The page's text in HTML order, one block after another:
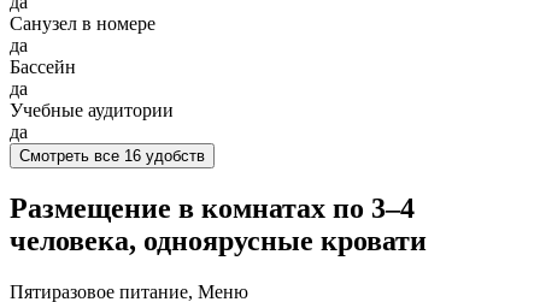
Санузел в номере
да
Бассейн
да
Учебные аудитории
да
Смотреть все 16 удобств
Размещение в комнатах по 3–4
человека, одноярусные кровати
Пятиразовое питание, Меню